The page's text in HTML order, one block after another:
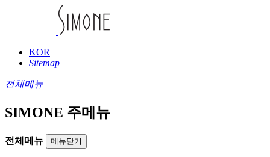
KOR
Sitemap
전체메뉴
SIMONE 주메뉴
전체메뉴 메뉴닫기